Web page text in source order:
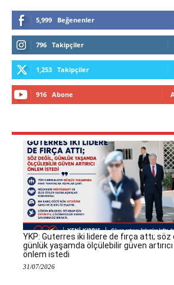
5,999 Beğenenler
796 Takipçiler
1,253 Takipçiler
916 Abone
YKP: Guterres iki lidere de fırça attı; söz
günlük yaşamda ölçülebilir güven artırıcı
önlem istedi
31/07/2026